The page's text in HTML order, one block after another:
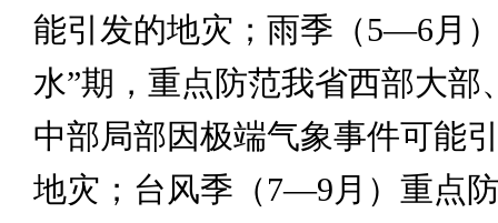
能引发的地灾；雨季（5—6月
水”期，重点防范我省西部大部
中部局部因极端气象事件可能
地灾；台风季（7—9月）重点